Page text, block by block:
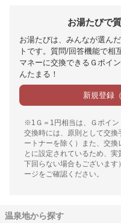
お湯たびで
お湯たびは、みんなが選ん
トです。質問/回答機能で相
マネーに交換できるＧポイ
んたまる！
新規登録
※1Ｇ＝1円相当は、Ｇポイン
交換時には、原則として交
ートナーを除く）また、交
とに設定されているため、
下回らない場合もございま
ージをご確認ください。
温泉地から探す